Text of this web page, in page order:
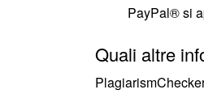
PayPal® si
Quali altre